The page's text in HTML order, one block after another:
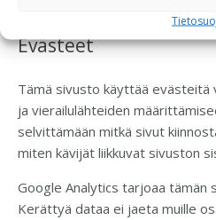
Evästeet
Tämä sivusto käyttää evästeitä
ja vierailulähteiden
selvittämään mitkä sivut
miten kävijät liikkuvat sivuston
Google Analytics tarjoaa tämän
Kerättyä dataa ei jaeta muille